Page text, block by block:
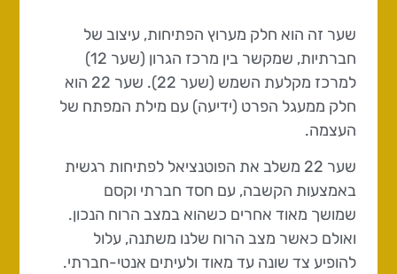
שער זה הוא חלק מערוץ הפתיחות, עיצוב של
חברתיות, שמקשר בין מרכז הגרון (שער 12)
למרכז מקלעת השמש (שער 22). שער 22 הוא
חלק ממעגל הפרט (ידיעה) עם מילת המפתח של
העצמה.
שער 22 משלב את הפוטנציאל לפתיחות רגשית
באמצעות הקשבה, עם חסד חברתי וקסם
שמושך מאוד אחרים כשהוא במצב הרוח הנכון.
ואולם כאשר מצב הרוח שלנו משתנה, עלול
להופיע צד שונה עד מאוד ולעיתים אנטי-חברתי.